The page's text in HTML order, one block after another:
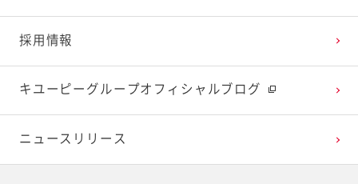
採用情報
キユーピーグループオフィシャルブログ
ニュースリリース